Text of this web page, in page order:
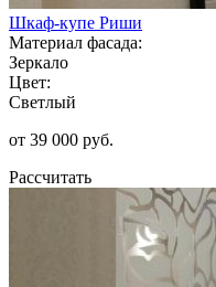
Шкаф-купе Риши
Материал фасада:
Зеркало
Цвет:
Светлый
от 39 000 руб.
Рассчитать